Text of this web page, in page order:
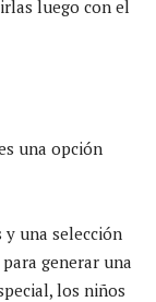
luego con el
una opción
y una selección
generar una
los niños